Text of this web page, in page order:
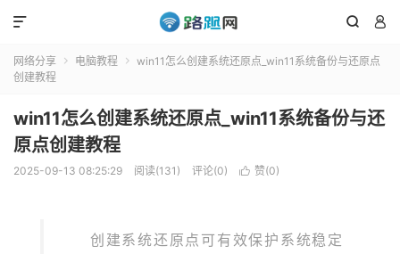
 

网络分享  电脑教程 
win11怎么创建系统还原点_win11系统备份与还原点
创建教程
win11怎么创建系统还原点_win11系统备份与还
原点创建教程
2025-09-13 08:25:29 阅读(131) 评论(0)  赞(0)
创建系统还原点可有效保护系统稳定